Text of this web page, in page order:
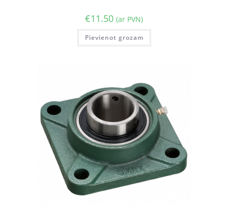
€11.50 (ar PVN)
Pievienot grozam